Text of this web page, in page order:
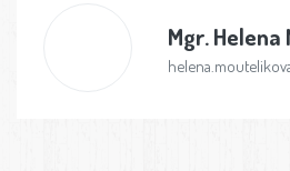
Mgr.Helena